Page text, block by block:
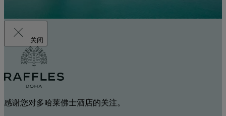
关闭
感谢您对多哈莱佛士酒店的关注。